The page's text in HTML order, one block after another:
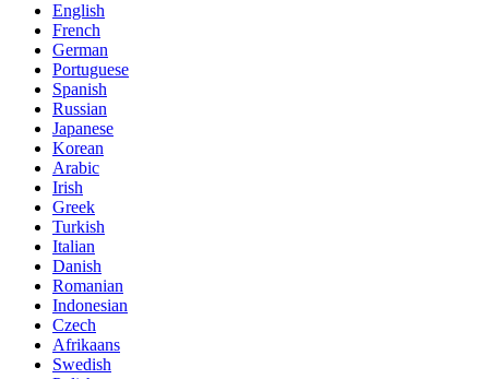
English
French
German
Portuguese
Spanish
Russian
Japanese
Korean
Arabic
Irish
Greek
Turkish
Italian
Danish
Romanian
Indonesian
Czech
Afrikaans
Swedish